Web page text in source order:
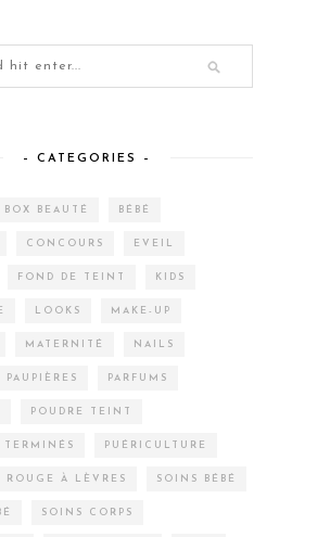
– CATEGORIES –
BOX BEAUTÉ BÉBÉ
CONCOURS EVEIL
FOND DE TEINT KIDS
LOOKS MAKE-UP
MATERNITÉ NAILS
PAUPIÈRES PARFUMS
POUDRE TEINT
TERMINÉS PUÉRICULTURE
ROUGE À LÈVRES SOINS BÉBÉ
SOINS CORPS